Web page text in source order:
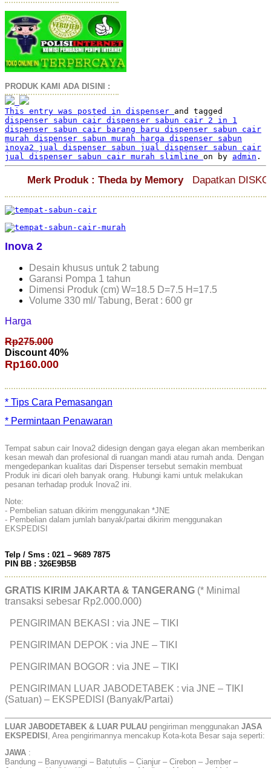
PRODUK KAMI ADA DISINI :
This entry was posted in dispenser and tagged
dispenser sabun cair dispenser sabun cair 2 in 1
dispenser sabun cair barang baru dispenser sabun cair
murah dispenser sabun murah
harga dispenser sabun
inova2 jual dispenser sabun jual dispenser sabun cair
jual dispenser sabun cair murah slimline on by admin .
Merk Produk : Theda by MemoryDapatkan DISKON
Inova 2
Desain khusus untuk 2 tabung
Garansi Pompa 1 tahun
Dimensi Produk (cm) W=18.5 D=7.5 H=17.5
Volume 330 ml/ Tabung, Berat : 600 gr
Harga
Rp275.000
Discount 40%
Rp160.000
* Tips Cara Pemasangan
* Permintaan Penawaran
Tempat sabun cair Inova2 didesign dengan gaya elegan akan memberikan
kesan mewah dan profesional di ruangan mandi atau rumah anda. Dengan
mengedepankan kualitas dari Dispenser tersebut semakin membuat
Produk ini dicari oleh banyak orang. Hubungi kami untuk melakukan
pesanan terhadap produk Inova2 ini.
Note:
- Pembelian satuan dikirim menggunakan *JNE
- Pembelian dalam jumlah banyak/partai dikirim menggunakan
EKSPEDISI
Telp / Sms : 021 – 9689 7875
PIN BB : 326E9B5B
GRATIS KIRIM JAKARTA & TANGERANG (* Minimal
transaksi sebesar Rp2.000.000)
PENGIRIMAN BEKASI : via JNE – TIKI
PENGIRIMAN DEPOK : via JNE – TIKI
PENGIRIMAN BOGOR : via JNE – TIKI
PENGIRIMAN LUAR JABODETABEK : via JNE – TIKI
(Satuan) – EKSPEDISI (Banyak/Partai)
LUAR JABODETABEK & LUAR PULAU pengiriman menggunakan JASA
EKSPEDISI , Area pengirimannya mencakup Kota-kota Besar saja seperti:
JAWA :
Bandung – Banyuwangi – Batutulis – Cianjur – Cirebon – Jember –